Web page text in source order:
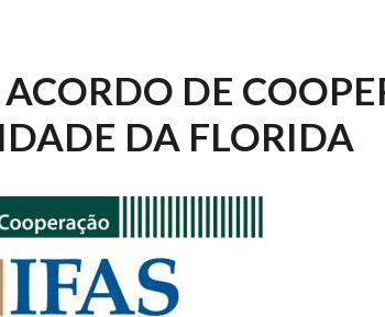
DE
DA FLORIDA